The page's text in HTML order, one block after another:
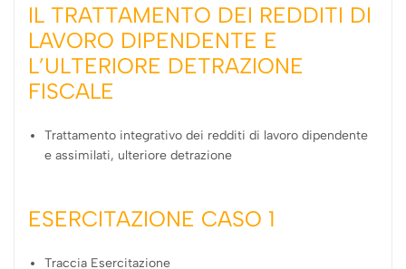
IL TRATTAMENTO DEI REDDITI DI
LAVORO DIPENDENTE E
L’ULTERIORE DETRAZIONE
FISCALE
Trattamento integrativo dei redditi di lavoro dipendente
e assimilati, ulteriore detrazione
ESERCITAZIONE CASO 1
Traccia Esercitazione